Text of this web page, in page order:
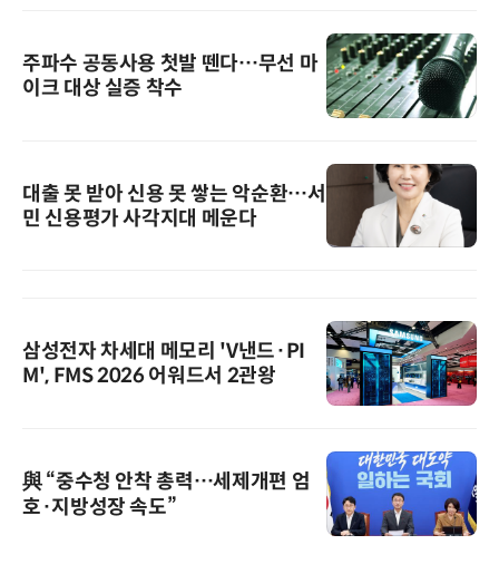
주파수 공동사용 첫발 뗀다…무선 마
이크 대상 실증 착수
대출 못 받아 신용 못 쌓는 악순환…서
민 신용평가 사각지대 메운다
삼성전자 차세대 메모리 'V낸드·PI
M', FMS 2026 어워드서 2관왕
與 “중수청 안착 총력…세제개편 엄
호·지방성장 속도”